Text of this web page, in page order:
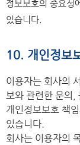
정보보호의 중요성
있습니다.
10. 개인정보
이용자는 회사의
보와 관련한 문의,
개인정보보호 책
있습니다.
회사는 이용자의